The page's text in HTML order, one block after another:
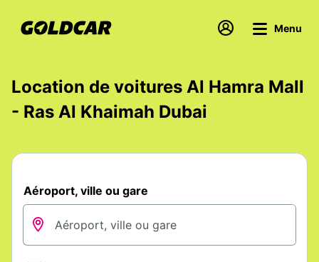
Menu
Location de voitures Al Hamra Mall
- Ras Al Khaimah Dubai
Aéroport, ville ou gare